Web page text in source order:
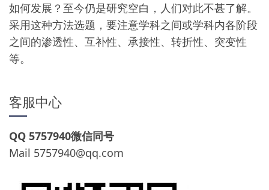
如何发展？至今仍是研究空白，人们对此不甚了解。
采用这种方法选题，要注意学科之间或学科内各阶段
之间的渗透性、互补性、承接性、转折性、突变性
等。
客服中心
QQ 5757940微信同号
Mail 5757940@qq.com